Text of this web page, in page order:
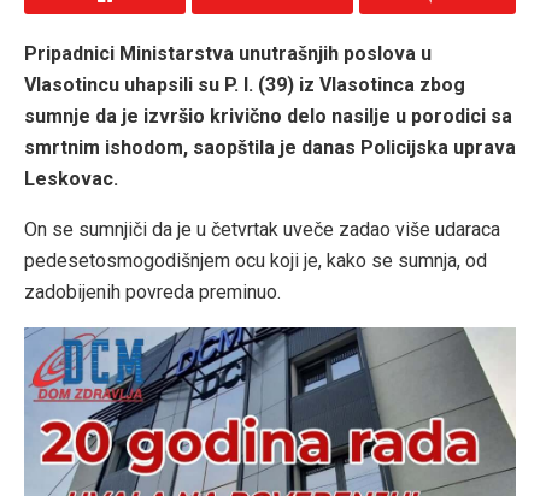
Pripadnici Ministarstva unutrašnjih poslova u
Vlasotincu uhapsili su P. I. (39) iz Vlasotinca zbog
sumnje da je izvršio krivično delo nasilje u porodici sa
smrtnim ishodom, saopštila je danas Policijska uprava
Leskovac.
On se sumnjiči da je u četvrtak uveče zadao više udaraca
pedesetosmogodišnjem ocu koji je, kako se sumnja, od
zadobijenih povreda preminuo.